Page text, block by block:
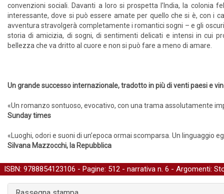
convenzioni sociali. Davanti a loro si prospetta l’India, la colonia
interessante, dove si può essere amate per quello che si è, con i
avventura stravolgerà completamente i romantici sogni – e gli
storia di amicizia, di sogni, di sentimenti delicati e intensi in cui
bellezza che va dritto al cuore e non si può fare a meno di amare.
Un grande successo internazionale, tradotto in più di venti paesi e
«Un romanzo sontuoso, evocativo, con una trama assolutamente
Sunday times
«Luoghi, odori e suoni di un’epoca ormai scomparsa. Un linguaggio
Silvana Mazzocchi, la Repubblica
ISBN: 9788854123106 - Pagine: 512 - narrativa n. 6 - Argomenti: